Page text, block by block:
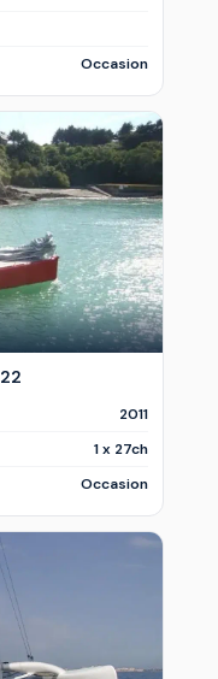
Occasion
2011
1 x 27ch
Occasion